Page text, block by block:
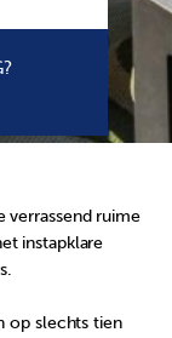
verrassend ruime
instapklare
op slechts tien